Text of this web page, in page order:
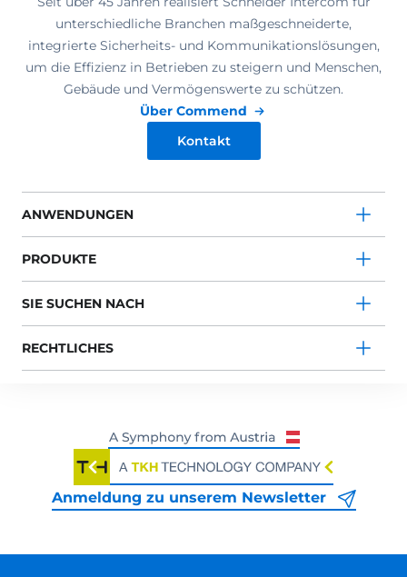
unterschiedliche Branchen maßgeschneiderte,
integrierte Sicherheits- und Kommunikationslösungen,
um die Effizienz in Betrieben zu steigern und Menschen,
Gebäude und Vermögenswerte zu schützen.
Über Commend
Kontakt
ANWENDUNGEN
PRODUKTE
SIE SUCHEN NACH
RECHTLICHES
Anmeldung zu unserem Newsletter